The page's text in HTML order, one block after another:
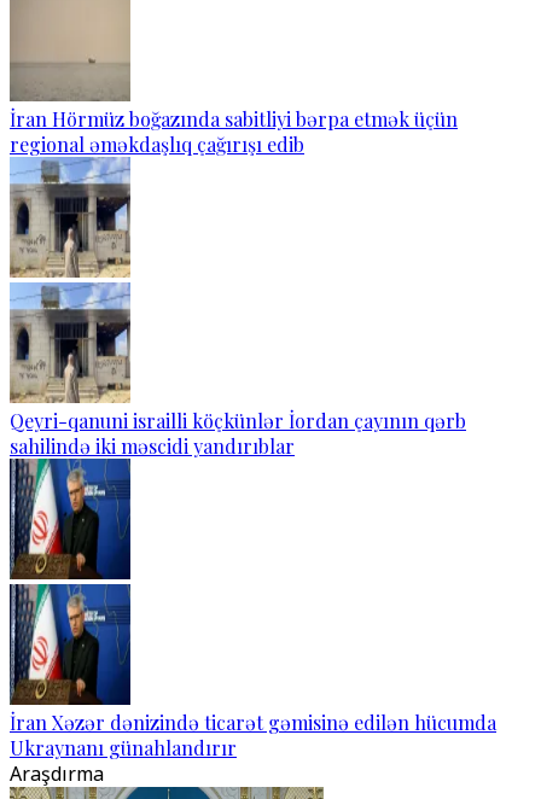
İran Hörmüz boğazında sabitliyi bərpa etmək üçün
regional əməkdaşlıq çağırışı edib
Qeyri-qanuni israilli köçkünlər İordan çayının qərb
sahilində iki məscidi yandırıblar
İran Xəzər dənizində ticarət gəmisinə edilən hücumda
Ukraynanı günahlandırır
Araşdırma